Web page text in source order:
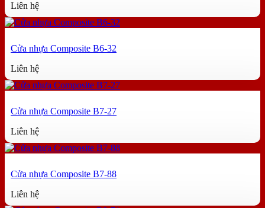
Liên hệ
Cửa nhựa Composite B6-32
Liên hệ
Cửa nhựa Composite B7-27
Liên hệ
Cửa nhựa Composite B7-88
Liên hệ